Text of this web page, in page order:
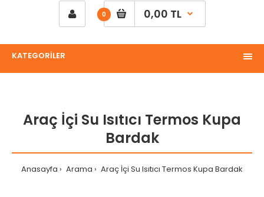
0 0,00 TL
KATEGORİLER
Araç İçi Su Isıtıcı Termos Kupa
Bardak
Anasayfa Arama Araç İçi Su Isıtıcı Termos Kupa Bardak